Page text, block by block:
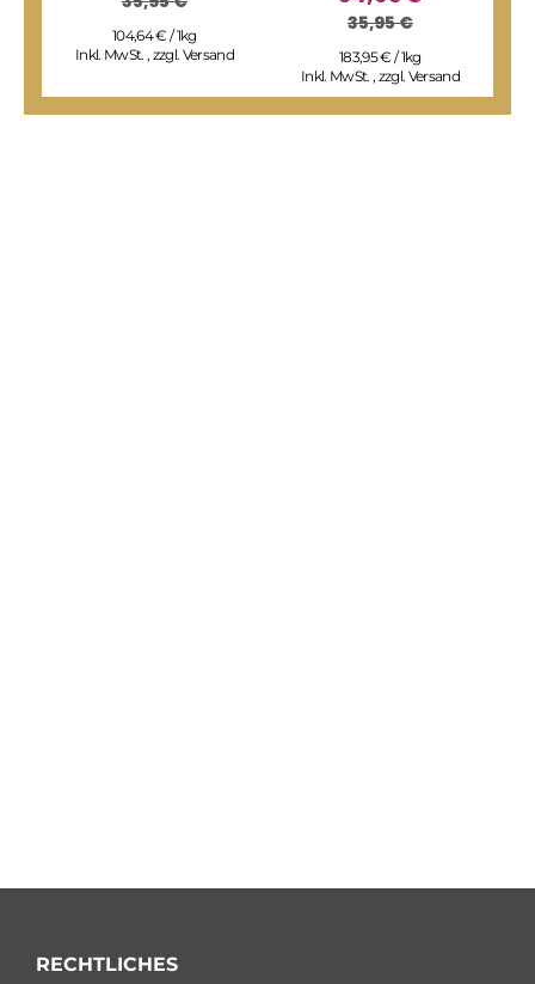
104,64 € / 1kg
Inkl. MwSt. , zzgl. Versand
35,95 €
183,95 € / 1kg
Inkl. MwSt. , zzgl. Versand
RECHTLICHES